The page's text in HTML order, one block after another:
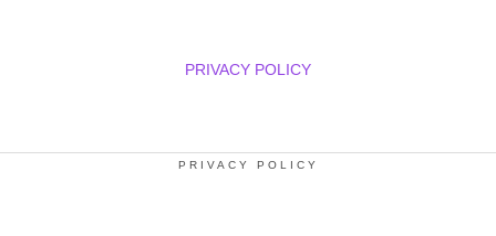
PRIVACY POLICY
PRIVACY POLICY